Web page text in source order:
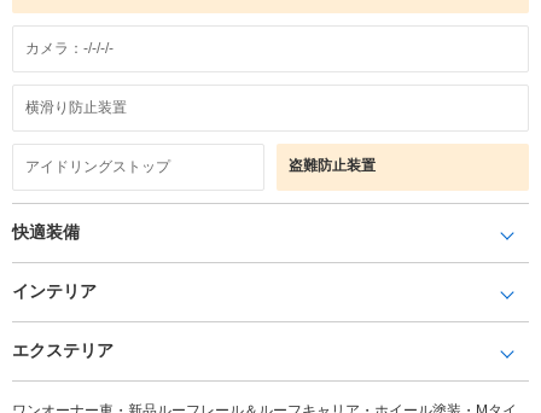
カメラ：-/-/-/-
横滑り防止装置
アイドリングストップ 盗難防止装置
快適装備
インテリア
エクステリア